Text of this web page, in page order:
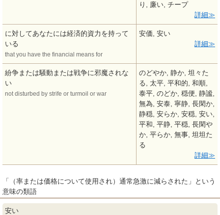
り, 廉い, チープ
詳細
に対してあなたには経済的資力を持って
いる
that you have the financial means for
安価, 安い
詳細
紛争または騒動または戦争に邪魔されな
い
not disturbed by strife or turmoil or war
のどやか, 静か, 坦々た
る, 太平, 平和的, 和順,
泰平, のどか, 穏便, 静謐,
無為, 安泰, 寧静, 長閑か,
静穏, 安らか, 安穏, 安い,
平和, 平静, 平穏, 長閑や
か, 平らか, 無事, 坦坦た
る
詳細
「（率または価格について使用され）通常急激に減らされた」という
意味の類語
安い